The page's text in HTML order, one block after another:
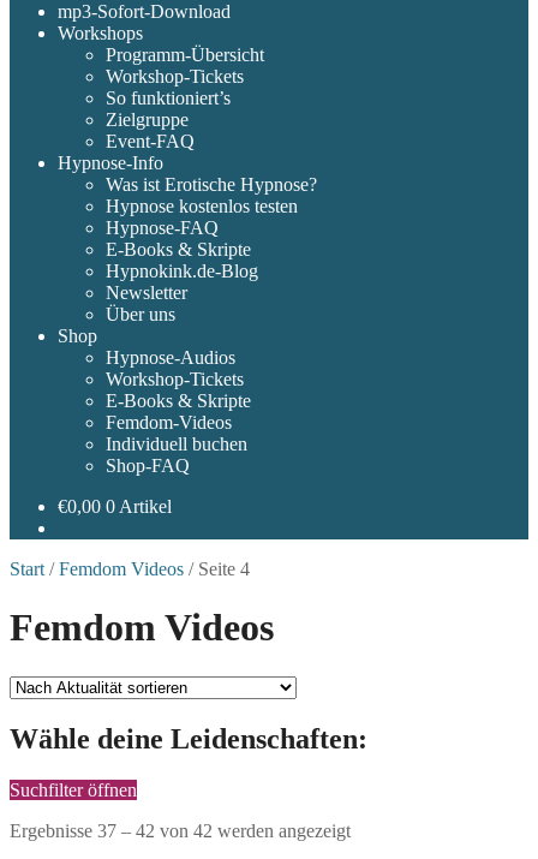
mp3-Sofort-Download
Workshops
Programm-Übersicht
Workshop-Tickets
So funktioniert’s
Zielgruppe
Event-FAQ
Hypnose-Info
Was ist Erotische Hypnose?
Hypnose kostenlos testen
Hypnose-FAQ
E-Books & Skripte
Hypnokink.de-Blog
Newsletter
Über uns
Shop
Hypnose-Audios
Workshop-Tickets
E-Books & Skripte
Femdom-Videos
Individuell buchen
Shop-FAQ
€0,00 0 Artikel
Start /Femdom Videos / Seite 4
Femdom Videos
Wähle deine Leidenschaften:
Suchfilter öffnen
Ergebnisse 37 – 42 von 42 werden angezeigtNach